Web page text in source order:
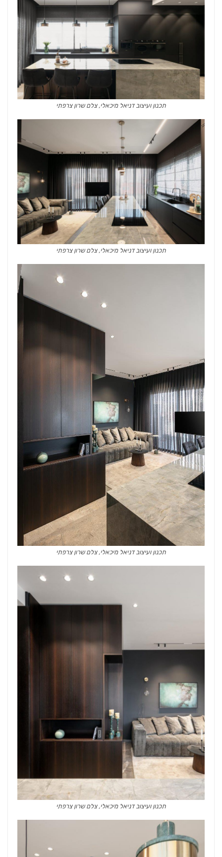
תכנון ועיצוב דניאל מיכאלי, צלם שרון צרפתי
תכנון ועיצוב דניאל מיכאלי, צלם שרון צרפתי
תכנון ועיצוב דניאל מיכאלי, צלם שרון צרפתי
תכנון ועיצוב דניאל מיכאלי, צלם שרון צרפתי